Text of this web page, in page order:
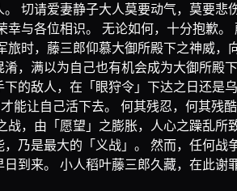
切请爱妻静子大人莫要动气，莫要悲
与各位相识。 无论如何，十分抱歉
时，藤三郎仰慕大御所殿下之神威，
，满以为自己也有机会成为大御所殿
的敌人，在「眼狩令」下达之日还是
让自己活下去。 何其残忍，何其残
，由「愿望」之膨胀，人心之躁乱所
乃是最大的「义战」。 然而，任何战
到来。 小人稻叶藤三郎久藏，在此谢罪